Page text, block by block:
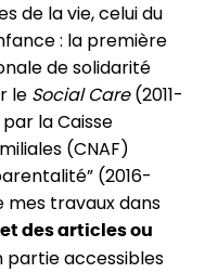
de la vie, celui du
: la première
de solidarité
le Social Care(2011-
la Caisse
(CNAF)
(2016-
mes travaux dans
des articles ou
partie accessibles